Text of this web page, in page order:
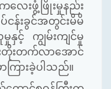
ေးဖွံ့ဖြိုးမှုနည်း
ငန်းခွင်အတွင်းမိမိ
င့် ကျွမ်းကျင်မှု
တိုးတက်လာအောင်
ကြားခဲ့ပါသည်။